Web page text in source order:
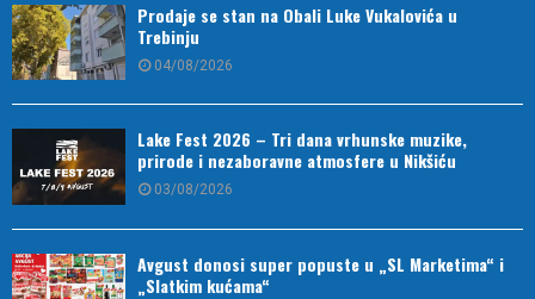
Prodaje se stan na Obali Luke Vukalovića u
Trebinju
04/08/2026
Lake Fest 2026 – Tri dana vrhunske muzike,
prirode i nezaboravne atmosfere u Nikšiću
03/08/2026
Avgust donosi super popuste u „SL Marketima“ i
„Slatkim kućama“